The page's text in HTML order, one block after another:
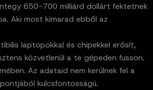
650-700 milliárd dollárt fektetnek
Aki most kimarad ebből az
laptopokkal és chipekkel erősít,
közvetlenül a te gépeden fusson.
Az adataid nem kerülnek fel a
kulcsfontosságú.